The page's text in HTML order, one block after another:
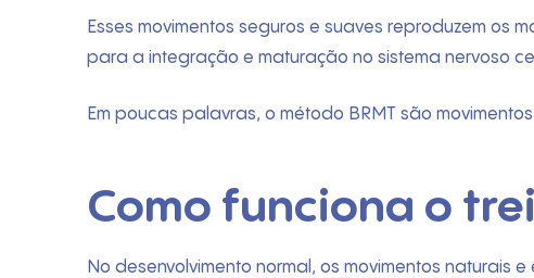
Esses movimentos seguros e suaves reproduzem os
para a integração e maturação no sistema nervoso
Em poucas palavras, o método BRMT são
Como funciona o
No desenvolvimento normal, os movimentos naturais